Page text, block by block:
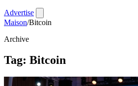
Advertise
Maison/Bitcoin
Archive
Tag: Bitcoin